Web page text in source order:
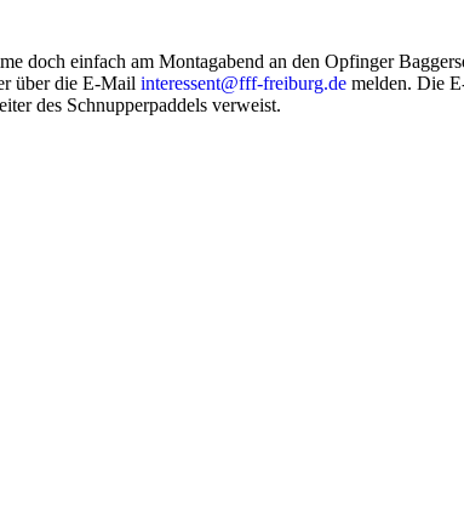
doch einfach am Montagabend an den Opfinger
über die E-Mail interessent@fff-freiburg.de melden. Die
des Schnupperpaddels verweist.